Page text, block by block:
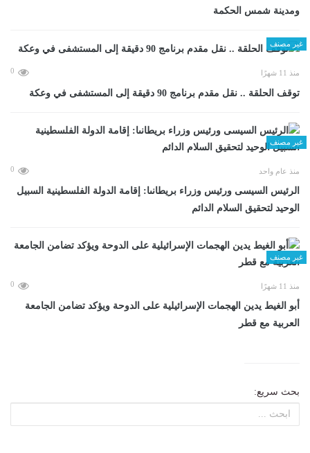
ومدينة شمس الحكمة
غير مصنف
منذ 11 شهرًا 0
توقف الحلقة .. نقل مقدم برنامج 90 دقيقة إلى المستشفى في وعكة
غير مصنف
منذ عام واحد 0
الرئيس السيسى ورئيس وزراء بريطانىا: إقامة الدولة الفلسطينية السبيل
الوحيد لتحقيق السلام الدائم
غير مصنف
منذ 11 شهرًا 0
أبو الغيط يدين الهجمات الإسرائيلية على الدوحة ويؤكد تضامن الجامعة
العربية مع قطر
بحث سريع: